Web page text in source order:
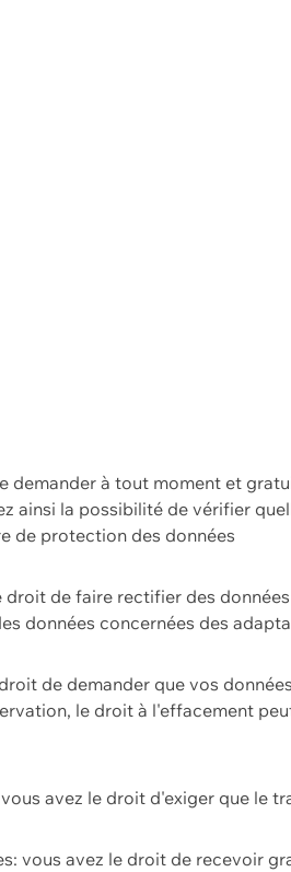
demander à tout moment et
ainsi la possibilité de vérifier
de protection des données
de faire rectifier des
données concernées des
de demander que vos
le droit à l'effacement
avez le droit d'exiger que le
vous avez le droit de recevoir